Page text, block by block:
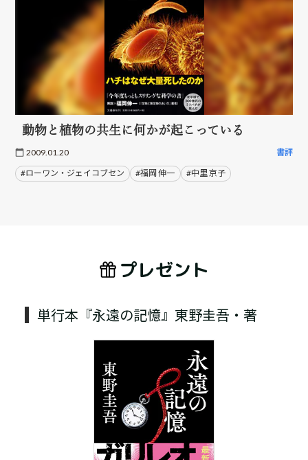
動物と植物の共生に何かが起こっている
2009.01.20 書評
#ローワン・ジェイコブセン #福岡 伸一 #中里 京子
プレゼント
単行本『永遠の記憶』東野圭吾・著